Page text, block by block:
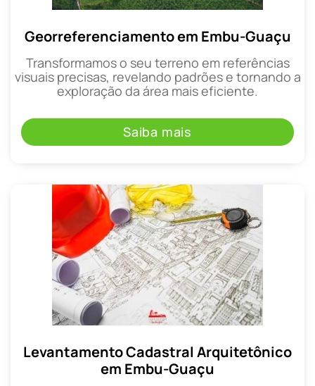
Georreferenciamento em Embu-Guaçu
Transformamos o seu terreno em referências
visuais precisas, revelando padrões e tornando a
exploração da área mais eficiente.
Saiba mais
Levantamento Cadastral Arquitetônico
em Embu-Guaçu